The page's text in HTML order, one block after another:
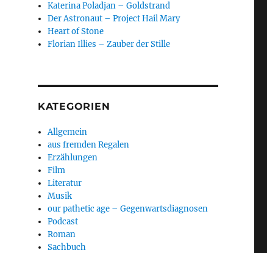
Katerina Poladjan – Goldstrand
Der Astronaut – Project Hail Mary
Heart of Stone
Florian Illies – Zauber der Stille
KATEGORIEN
Allgemein
aus fremden Regalen
Erzählungen
Film
Literatur
Musik
our pathetic age – Gegenwartsdiagnosen
Podcast
Roman
Sachbuch